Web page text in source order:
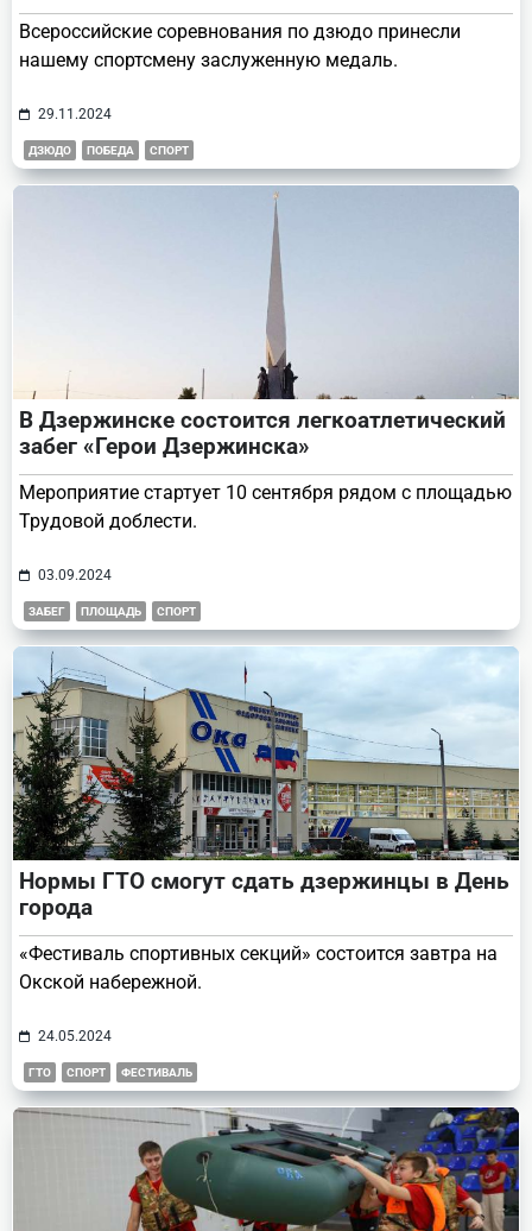
Всероссийские соревнования по дзюдо принесли
нашему спортсмену заслуженную медаль.
29.11.2024
ДЗЮДО ПОБЕДА СПОРТ
В Дзержинске состоится легкоатлетический
забег «Герои Дзержинска»
Мероприятие стартует 10 сентября рядом с площадью
Трудовой доблести.
03.09.2024
ЗАБЕГ ПЛОЩАДЬ СПОРТ
Нормы ГТО смогут сдать дзержинцы в День
города
«Фестиваль спортивных секций» состоится завтра на
Окской набережной.
24.05.2024
ГТО СПОРТ ФЕСТИВАЛЬ